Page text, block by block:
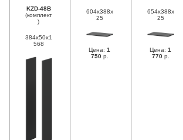
KZD-48B
(комплект
)
384х50х1
568
604х388х
25
Цена: 1
750р.
654х388х
25
Цена: 1
770р.